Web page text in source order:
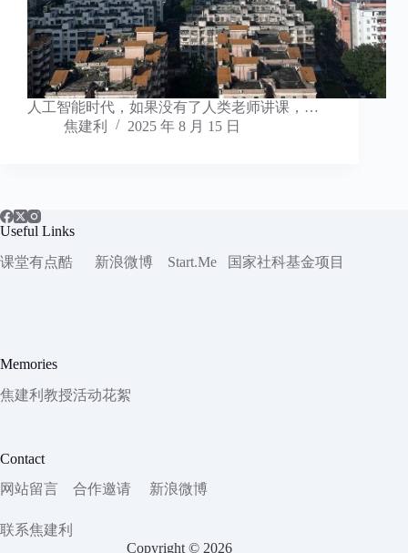
人工智能时代，如果没有了人类老师讲课，…
焦建利
2025 年 8 月 15 日
Useful Links
课堂有点酷
新浪微博 Start.Me 国家社科基金项目
Memories
焦建利教授活动花絮
Contact
网站留言
合作邀请 新浪微博
联系焦建利
Copyright © 2026